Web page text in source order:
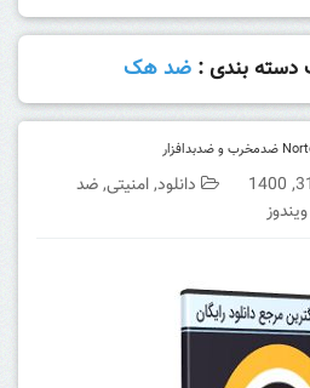
دسته بندی : ضد هک
دانلود,امنیتی,ضد
ویندوز